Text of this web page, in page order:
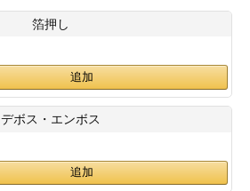
土
11
12
18
19
25
26
箔押し
デボス・エンボス